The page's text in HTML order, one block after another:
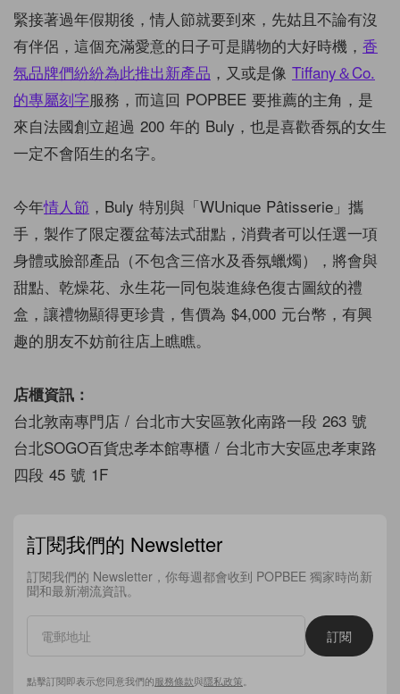
緊接著過年假期後，情人節就要到來，先姑且不論有沒
有伴侶，這個充滿愛意的日子可是購物的大好時機， 香
氛品牌們紛紛為此推出新產品 ，又或是像 Tiffany＆Co.
的專屬刻字服務，而這回 POPBEE 要推薦的主角，是
來自法國創立超過 200 年的 Buly，也是喜歡香氛的女生
一定不會陌生的名字。
今年情人節 ，Buly 特別與「WUnique Pâtisserie」攜
手，製作了限定覆盆莓法式甜點，消費者可以任選一項
身體或臉部產品（不包含三倍水及香氛蠟燭），將會與
甜點、乾燥花、永生花一同包裝進綠色復古圖紋的禮
盒，讓禮物顯得更珍貴，售價為 $4,000 元台幣，有興
趣的朋友不妨前往店上瞧瞧。
店櫃資訊：
台北敦南專門店 / 台北市大安區敦化南路一段 263 號
台北SOGO百貨忠孝本館專櫃 / 台北市大安區忠孝東路
四段 45 號 1F
訂閱我們的 Newsletter
訂閱我們的 Newsletter，你每週都會收到 POPBEE 獨家時尚新
聞和最新潮流資訊。
訂閱
點擊訂閱即表示您同意我們的服務條款與隱私政策